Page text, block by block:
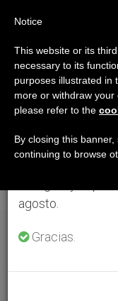
ÚLTIMAS
Aviso
Del 27 de julio
anual,
se generan
agosto.
Gracias.
Notice
This website or its
necessary to its
purposes illustrated in
more or withdraw your
please refer to the
By closing this
continuing to browse